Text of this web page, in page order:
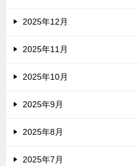
2025年12月
2025年11月
2025年10月
2025年9月
2025年8月
2025年7月